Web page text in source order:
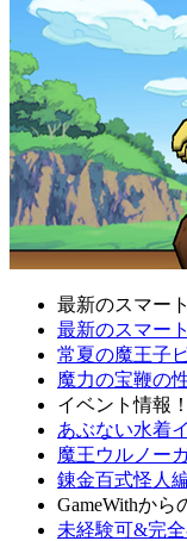
最新のスマー
最新のスマー
常夏の魔王子
魔力の宝鞭の
イベント情報！
あぶない水着
魔王ウルノー
錬金百式怪人
GameWithから
未経験可&完